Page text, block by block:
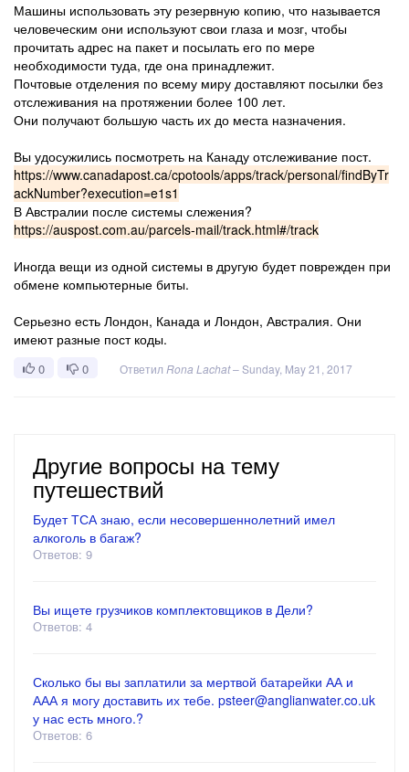
Машины использовать эту резервную копию, что называется
человеческим они используют свои глаза и мозг, чтобы
прочитать адрес на пакет и посылать его по мере
необходимости туда, где она принадлежит.
Почтовые отделения по всему миру доставляют посылки без
отслеживания на протяжении более 100 лет.
Они получают большую часть их до места назначения.
Вы удосужились посмотреть на Канаду отслеживание пост.
https://www.canadapost.ca/cpotools/apps/track/personal/findByTr
ackNumber?execution=e1s1
В Австралии после системы слежения?
https://auspost.com.au/parcels-mail/track.html#/track
Иногда вещи из одной системы в другую будет поврежден при
обмене компьютерные биты.
Серьезно есть Лондон, Канада и Лондон, Австралия. Они
имеют разные пост коды.
0 0 Ответил Rona Lachat–Sunday, May 21, 2017
Другие вопросы на тему
путешествий
Будет ТСА знаю, если несовершеннолетний имел
алкоголь в багаж?
Ответов: 9
Вы ищете грузчиков комплектовщиков в Дели?
Ответов: 4
Сколько бы вы заплатили за мертвой батарейки АА и
ААА я могу доставить их тебе. psteer@anglianwater.co.uk
у нас есть много.?
Ответов: 6